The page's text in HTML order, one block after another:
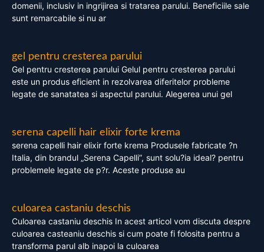
domenii, inclusiv in ingrijirea si tratarea parului. Beneficiile sale
sunt remarcabile si nu ar
gel pentru cresterea parului
Gel pentru cresterea parului Gelul pentru cresterea parului
este un produs eficient in rezolvarea diferitelor probleme
legate de sanatatea si aspectul parului. Alegerea unui gel
serena capelli hair elixir forte krema
serena capelli hair elixir forte krema Produsele fabricate ?n
Italia, din brandul „Serena Capelli”, sunt solu?ia ideal? pentru
problemele legate de p?r. Aceste produse au
culoarea castaniu deschis
Culoarea castaniu deschis In acest articol vom discuta despre
culoarea casteaniu deschis si cum poate fi folosita pentru a
transforma parul alb inapoi la culoarea